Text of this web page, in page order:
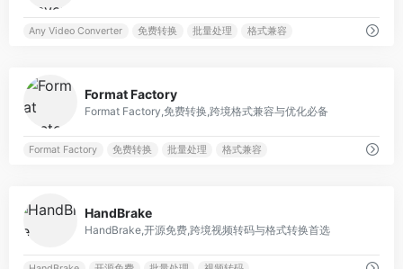
Any Video Converter 免费转换 批量处理 格式兼容
Format Factory
Format Factory,免费转换,跨境格式兼容与优化必备
Format Factory 免费转换 批量处理 格式兼容
HandBrake
HandBrake,开源免费,跨境视频转码与格式转换首选